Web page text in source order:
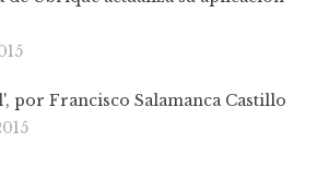
por Francisco Salamanca Castillo